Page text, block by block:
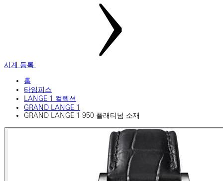
시계 등록
홈
타임피스
LANGE 1 컬렉션
GRAND LANGE 1
GRAND LANGE 1 950 플래티넘 소재